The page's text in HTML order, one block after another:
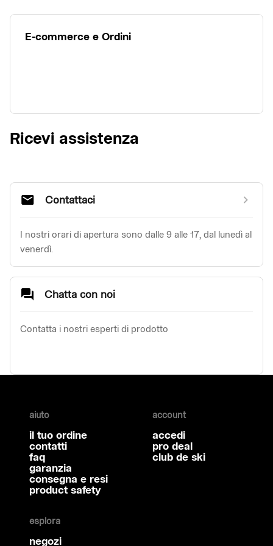
E-commerce e Ordini
Ricevi assistenza
Contattaci
I nostri orari di apertura sono dalle 9 alle 17, dal lunedì al
venerdì.
Chatta con noi
Contatta i nostri esperti di prodotto
aiuto
il tuo ordine
contatti
faq
garanzia
consegna e resi
product safety
account
accedi
pro deal
club de ski
esplora
negozi